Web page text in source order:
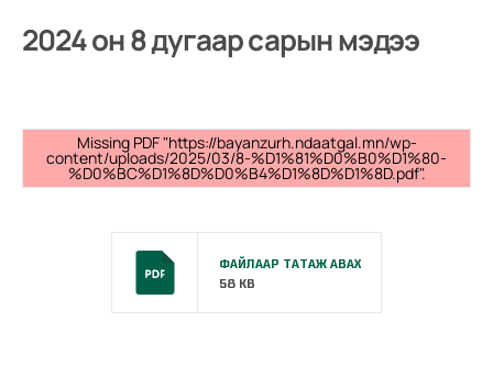
2024 он 8 дугаар сарын мэдээ
Missing PDF "https://bayanzurh.ndaatgal.mn/wp-
content/uploads/2025/03/8-%D1%81%D0%B0%D1%80-
%D0%BC%D1%8D%D0%B4%D1%8D%D1%8D.pdf".
ФАЙЛААР ТАТАЖ АВАХ
58 KB